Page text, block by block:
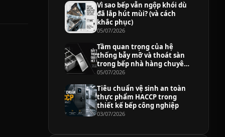
Vì sao bếp vẫn ngộp khói dù
đã lắp hút mùi? (và cách
khắc phục)
05/07/2026
Tầm quan trọng của hệ
thống bẫy mỡ và thoát sàn
trong bếp nhà hàng chuyên
nghiệp
05/07/2026
Tiêu chuẩn vệ sinh an toàn
thực phẩm HACCP trong
thiết kế bếp công nghiệp
03/07/2026